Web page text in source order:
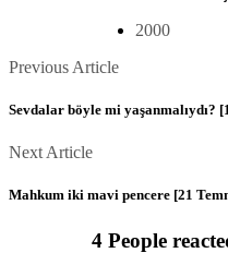
2000
Posts
navigation
Previous ArticlePrevious
Sevdalar böyle mi yaşanmalıydı?
Next ArticleNext
Mahkum iki mavi pencere [21
4 People